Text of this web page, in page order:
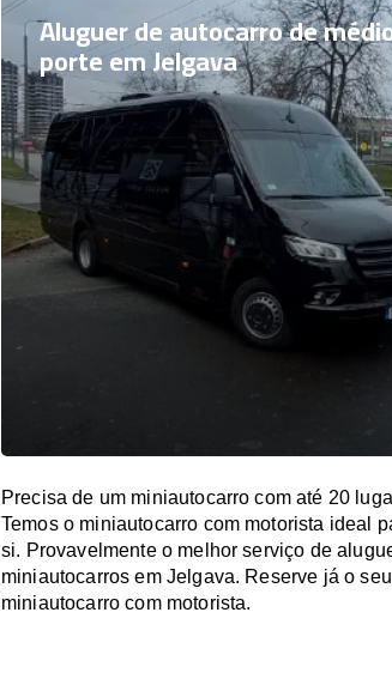
Aluguer de autocarro de
porte em Jelgava
Precisa de um miniautocarro com até 20
Temos o miniautocarro com motorista ideal
si. Provavelmente o melhor serviço de
miniautocarros em Jelgava. Reserve já o seu
miniautocarro com motorista.